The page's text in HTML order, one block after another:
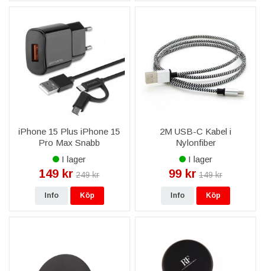
iPhone 15 Plus iPhone 15
Pro Max Snabb
Väggladdare 18W med
ComboCord Kabel - Svart
I lager
149 kr 249 kr
Info Köp
2M USB-C Kabel i
Nylonfiber
I lager
99 kr 149 kr
Info Köp